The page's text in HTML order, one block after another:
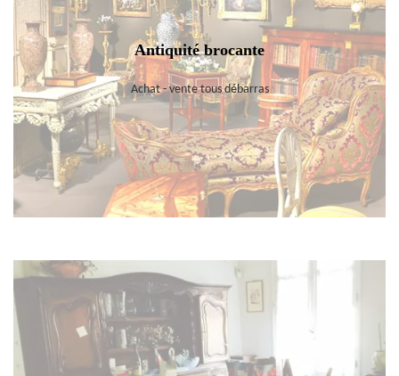
Antiquité brocante
Achat - vente tous débarras